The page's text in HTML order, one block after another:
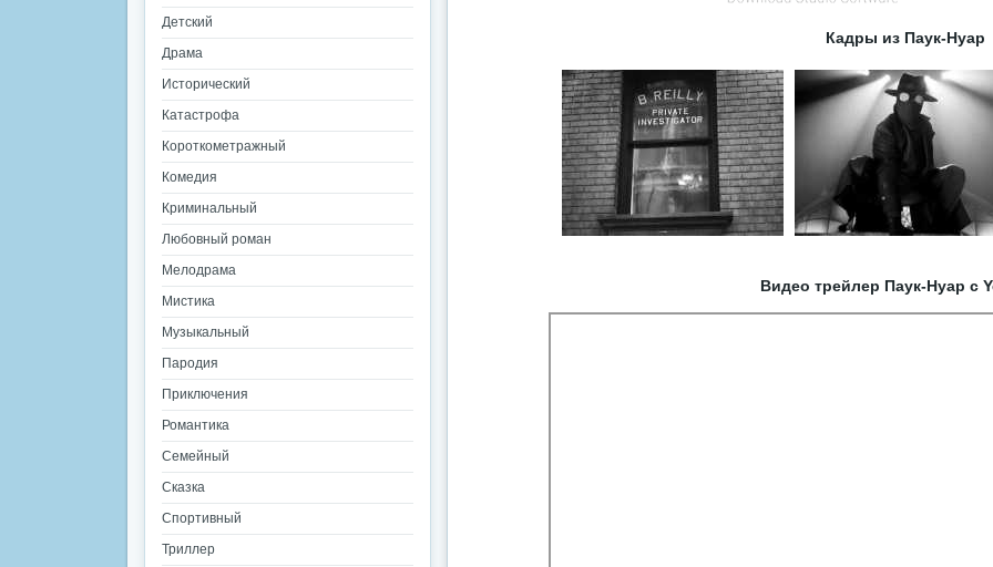
Кадры из Паук-Нуар
Видео трейлер Паук-Нуар с
Детский
Драма
Исторический
Катастрофа
Короткометражный
Комедия
Криминальный
Любовный роман
Мелодрама
Мистика
Музыкальный
Пародия
Приключения
Романтика
Семейный
Сказка
Спортивный
Триллер